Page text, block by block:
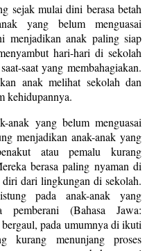
sejak mulai dini berasa betah
yang belum menguasai
menjadikan anak paling siap
hari-hari di sekolah
saat yang membahagiakan.
anak melihat sekolah dan
kehidupannya.
anak yang belum menguasai
menjadikan anak-anak yang
atau pemalu kurang
berasa paling nyaman di
dari lingkungan di sekolah.
pada anak-anak yang
(Bahasa Jawa:
pada umumnya di ikuti
kurang menunjang proses